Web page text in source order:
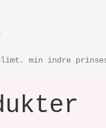
min indre